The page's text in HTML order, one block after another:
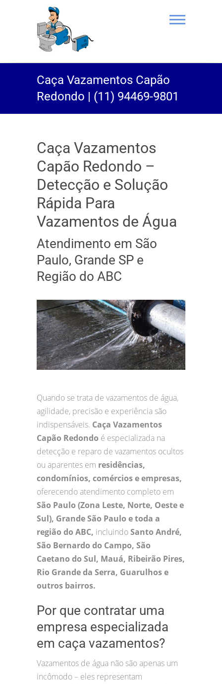
(11) 94469-
9801 |
Desentupidora
Rei do Esgoto
Caça Vazamentos Capão
Redondo | (11) 94469-9801
Caça Vazamentos
Capão Redondo –
Detecção e Solução
Rápida Para
Vazamentos de Água
Atendimento em São
Paulo, Grande SP e
Região do ABC
Quando se trata de vazamentos de água,
agilidade, precisão e experiência são
indispensáveis. Caça Vazamentos
Capão Redondo é especializada na
detecção e reparo de vazamentos ocultos
ou aparentes em residências,
condomínios, comércios e empresas,
oferecendo atendimento completo em
São Paulo (Zona Leste, Norte, Oeste e
Sul), Grande São Paulo e toda a
região do ABC, incluindoSanto André,
São Bernardo do Campo, São
Caetano do Sul, Mauá, Ribeirão Pires,
Rio Grande da Serra, Guarulhos e
outros bairros.
Por que contratar uma
empresa especializada
em caça vazamentos?
Vazamentos de água não são apenas um
incômodo – eles representam